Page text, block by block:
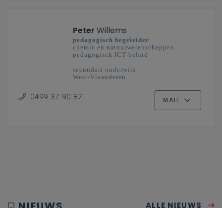
Peter Willems
pedagogisch begeleider
chemie en natuurwetenschappen
pedagogisch ICT-beleid
secundair onderwijs
West-Vlaanderen
0499 37 90 87 MAIL
ALLE NIEUWS